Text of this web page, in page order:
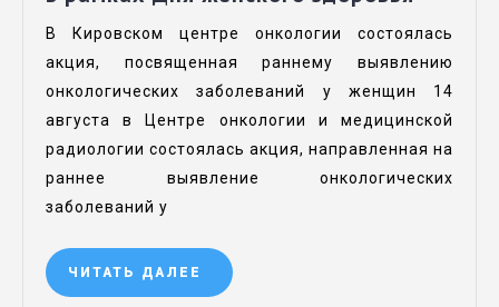
В Кировском центре онкологии состоялась
акция, посвященная раннему выявлению
онкологических заболеваний у женщин 14
августа в Центре онкологии и медицинской
радиологии состоялась акция, направленная на
раннее выявление онкологических
заболеваний у
ЧИТАТЬ ДАЛЕЕ